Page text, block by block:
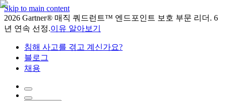
Skip to main content
2026 Gartner® 매직 쿼드런트™ 엔드포인트 보호 부문 리더. 6
년 연속 선정.이유 알아보기
침해 사고를 겪고 계신가요?
블로그
채용